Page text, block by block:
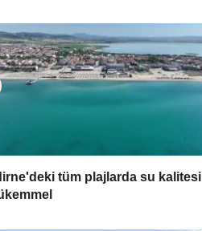
tüm plajlarda su kalitesi